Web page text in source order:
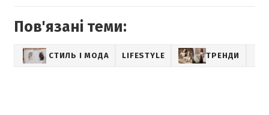
Пов'язані теми:
СТИЛЬ І МОДА LIFESTYLE ТРЕНДИ